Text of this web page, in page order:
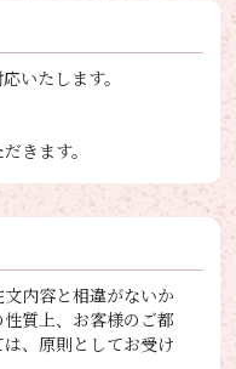
いたします。
きます。
内容と相違がないか
質上、お客様のご都
、原則としてお受け